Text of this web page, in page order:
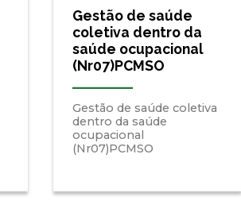
Gestão de saúde
coletiva dentro da
saúde ocupacional
(Nr07)PCMSO
Gestão de saúde coletiva
dentro da saúde
ocupacional
(Nr07)PCMSO